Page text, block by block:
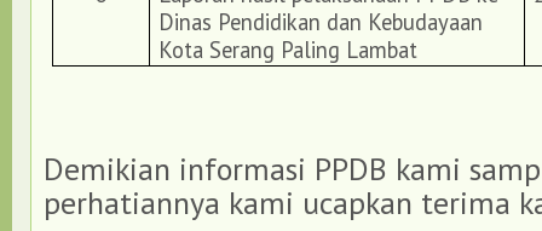
Dinas Pendidikan dan Kebudayaan
Kota Serang Paling Lambat
Demikian informasi PPDB kami
perhatiannya kami ucapkan terima